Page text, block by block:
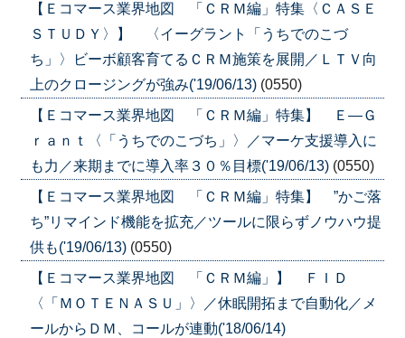
【Ｅコマース業界地図 「ＣＲＭ編」特集〈ＣＡＳＥ
ＳＴＵＤＹ〉】 〈イーグラント「うちでのこづ
ち」〉ビーボ顧客育てるＣＲＭ施策を展開／ＬＴＶ向
上のクロージングが強み('19/06/13) (0550)
【Ｅコマース業界地図 「ＣＲＭ編」特集】 Ｅ―Ｇ
ｒａｎｔ〈「うちでのこづち」〉／マーケ支援導入に
も力／来期までに導入率３０％目標('19/06/13) (0550)
【Ｅコマース業界地図 「ＣＲＭ編」特集】 ”かご落
ち”リマインド機能を拡充／ツールに限らずノウハウ提
供も('19/06/13) (0550)
【Ｅコマース業界地図 「ＣＲＭ編」】 ＦＩＤ
〈「ＭＯＴＥＮＡＳＵ」〉／休眠開拓まで自動化／メ
ールからＤＭ、コールが連動('18/06/14)